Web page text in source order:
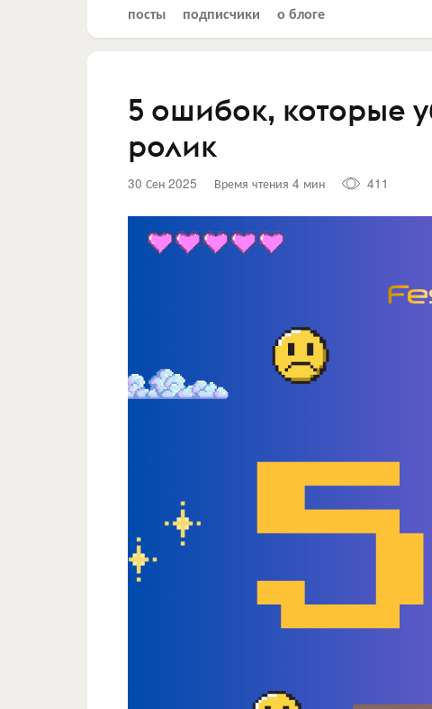
посты подписчики о блоге
5 ошибок, которые
ролик
30 Сен 2025 Время чтения 4 мин 411